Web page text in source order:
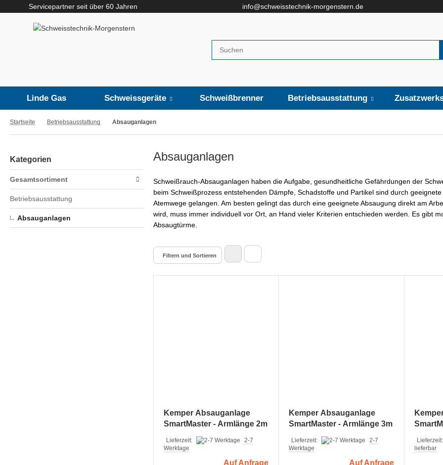
Servicepartner seit über 60 Jahren info@schweisstechnik-morgenstern.de
Linde Gas Schweissgeräte Schweißbrenner Betriebsausstattung
Startseite Betriebsausstattung Absauganlagen
Kategorien
Gesamtsortiment
Betriebsausstattung
Absauganlagen
Absauganlagen
Schweißrauch-Absauganlagen haben die Aufgabe, gesundheitliche Gefährdungen der
beim Schweißprozess entstehenden Dämpfe, Schadstoffe und Partikel sind durch
Atemwege gelangen. Am besten gelingt das durch eine geeignete Absaugung direkt am
wird, muss immer individuell vor Ort, an Hand vieler Kriterien entschieden werden. Es gibt
Absaugtürme.
Filtern und Sortieren
Kemper Absauganlage
SmartMaster - Armlänge 2m
Lieferzeit:
2-7
Werktage
Auf Anfrage
Kemper Absauganlage
SmartMaster - Armlänge 3m
Lieferzeit:
2-7
Werktage
Auf Anfrage
lieferbar